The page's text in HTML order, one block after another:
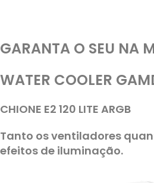
GARANTA O SEU NA
WATER COOLER
CHIONE E2 120 LITE ARGB
Tanto os ventiladores
efeitos de iluminação.